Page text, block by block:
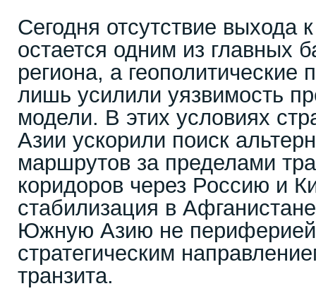
Сегодня отсутствие
остается одним из главных
региона, а геополитические
лишь усилили уязвимость
модели. В этих условиях
Азии ускорили поиск
маршрутов за пределами
коридоров через Россию и
стабилизация в
Южную Азию не
стратегическим
транзита.